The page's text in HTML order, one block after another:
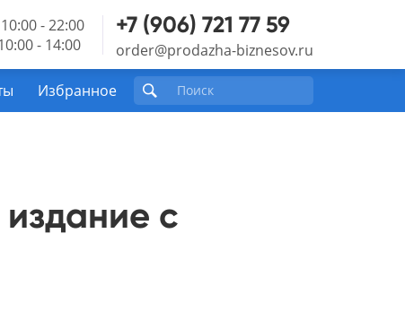
10:00 - 22:00
- 14:00
+7 (906) 721 77 59
order@prodazha-biznesov.ru
Избранное
с